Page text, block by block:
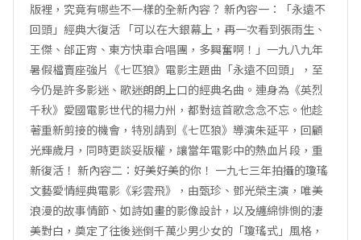
版裡，究竟有哪些不一樣的全新內容？ 新內容一：「永遠不
回頭」經典大復活 「可以在大銀幕上，再一次看到張雨生、
王傑、邰正宵、東方快車合唱團，多興奮啊！」一九八九年
暑假檔賣座強片《七匹狼》電影主題曲「永遠不回頭」，至
今仍是許多影迷、歌迷朗朗上口的經典名曲。連身為《英烈
千秋》愛國電影世代的楊力州，都對這首歌念念不忘。他趁
著重新剪接的機會，特別請到《七匹狼》導演朱延平，回顧
光輝歲月，同時更談妥版權，讓當年電影中的熱血片段，重
新復活！ 新內容二：好美好美的你！ 一九七三年拍攝的瓊瑤
文藝愛情經典電影《彩雲飛》，由甄珍、鄧光榮主演，唯美
浪漫的故事情節、如詩如畫的影像設計，以及纏綿悱惻的淒
美對白，奠定了往後迷倒千萬少男少女的「瓊瑤式」風格，